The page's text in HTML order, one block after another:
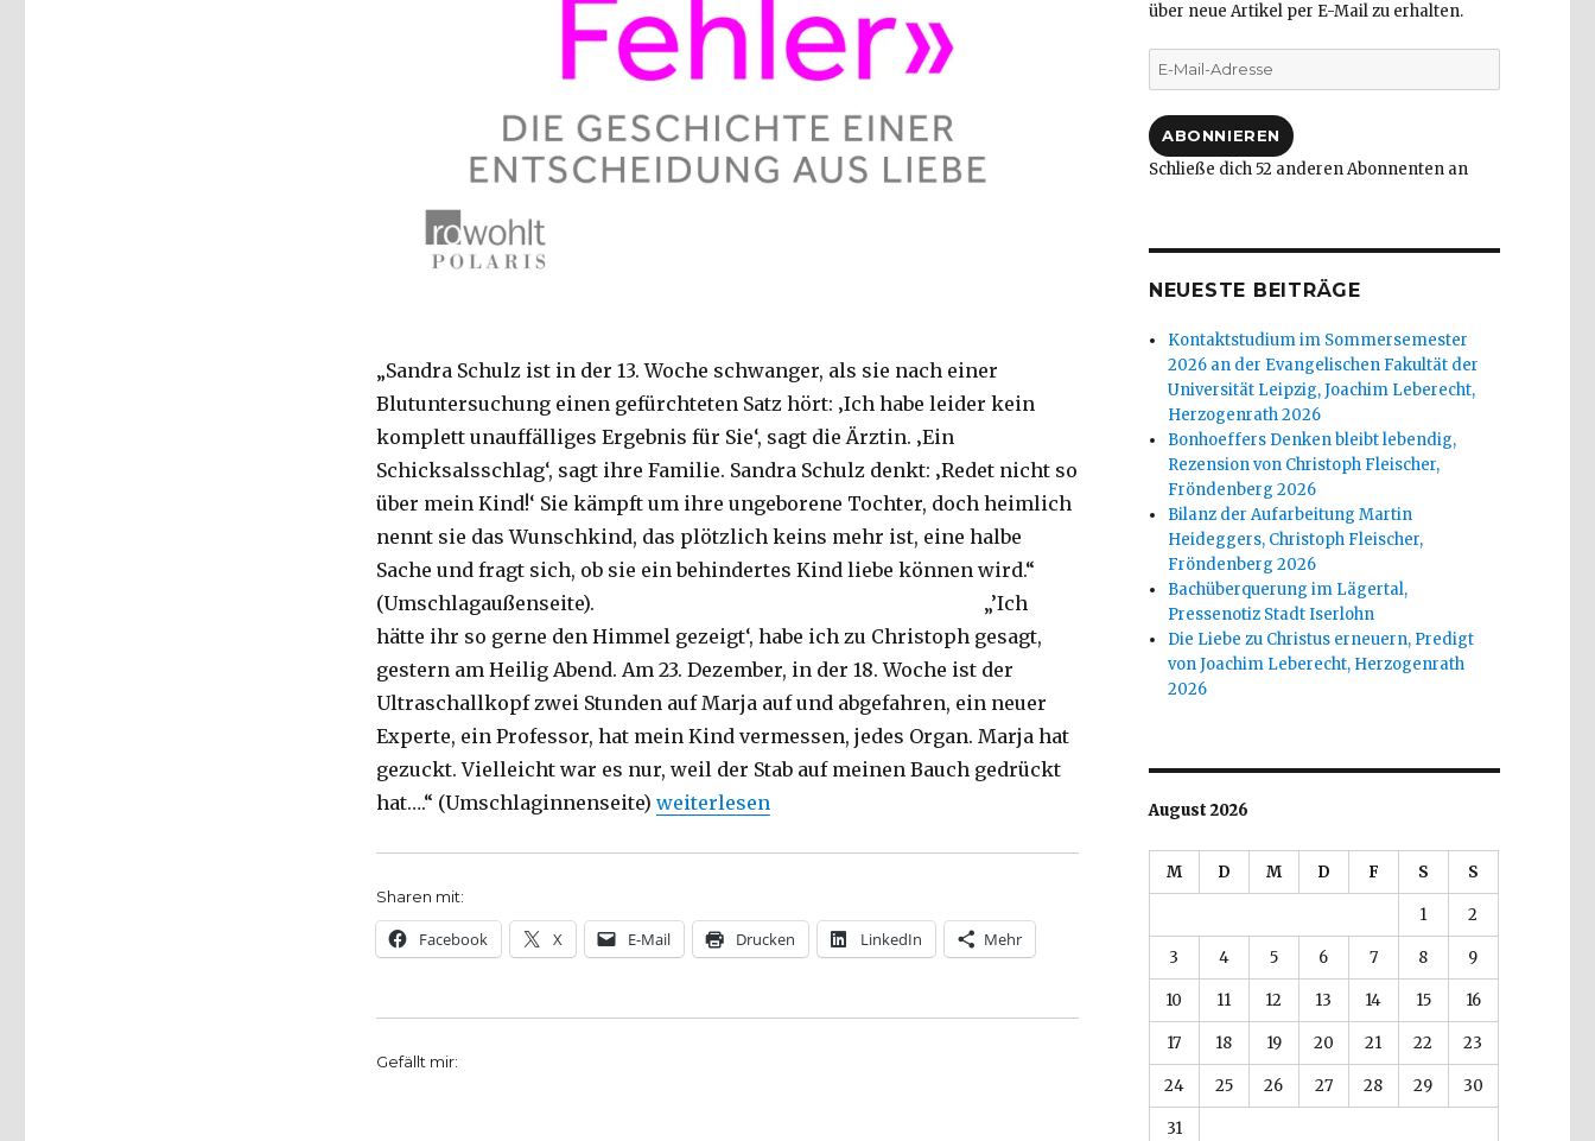
„Sandra Schulz ist in der 13. Woche schwanger, als sie nach einer
Blutuntersuchung einen gefürchteten Satz hört: ‚Ich habe leider kein
komplett unauffälliges Ergebnis für Sie‘, sagt die Ärztin. ‚Ein
Schicksalsschlag‘, sagt ihre Familie. Sandra Schulz denkt: ‚Redet nicht so
über mein Kind!‘ Sie kämpft um ihre ungeborene Tochter, doch heimlich
nennt sie das Wunschkind, das plötzlich keins mehr ist, eine halbe
Sache und fragt sich, ob sie ein behindertes Kind liebe können wird.“
(Umschlagaußenseite). „’Ich
hätte ihr so gerne den Himmel gezeigt‘, habe ich zu Christoph gesagt,
gestern am Heilig Abend. Am 23. Dezember, in der 18. Woche ist der
Ultraschallkopf zwei Stunden auf Marja auf und abgefahren, ein neuer
Experte, ein Professor, hat mein Kind vermessen, jedes Organ. Marja hat
gezuckt. Vielleicht war es nur, weil der Stab auf meinen Bauch gedrückt
hat….“ (Umschlaginnenseite) „Entscheidung zum Leben, Rezension von Emanuel Behnert, Lippetal 2018“
weiterlesen
Sharen mit:
Facebook X E-Mail Drucken LinkedIn Mehr
Gefällt mir:
über neue Artikel per E-Mail zu erhalten.
E-
Mail-
ABONNIEREN
Schließe dich 52 anderen Abonnenten an
NEUESTE BEITRÄGE
Kontaktstudium im Sommersemester
2026 an der Evangelischen Fakultät der
Universität Leipzig, Joachim Leberecht,
Herzogenrath 2026
Bonhoeffers Denken bleibt lebendig,
Rezension von Christoph Fleischer,
Fröndenberg 2026
Bilanz der Aufarbeitung Martin
Heideggers, Christoph Fleischer,
Fröndenberg 2026
Bachüberquerung im Lägertal,
Pressenotiz Stadt Iserlohn
Die Liebe zu Christus erneuern, Predigt
von Joachim Leberecht, Herzogenrath
2026
August 2026
M D M D F S S
1 2
3 4 5 6 7 8 9
10 11 12 13 14 15 16
17 18 19 20 21 22 23
24 25 26 27 28 29 30
31